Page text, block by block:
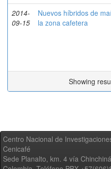
2014-
09-15
Nuevos híbridos de
la zona cafetera
Showing
Centro Nacional de
Cenicafé
Sede Planalto, km. 4 vía